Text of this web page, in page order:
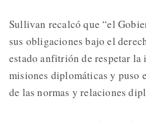
Sullivan recalcó que “el
sus obligaciones bajo el
estado anfitrión de respetar
misiones diplomáticas y puso
de las normas y relaciones